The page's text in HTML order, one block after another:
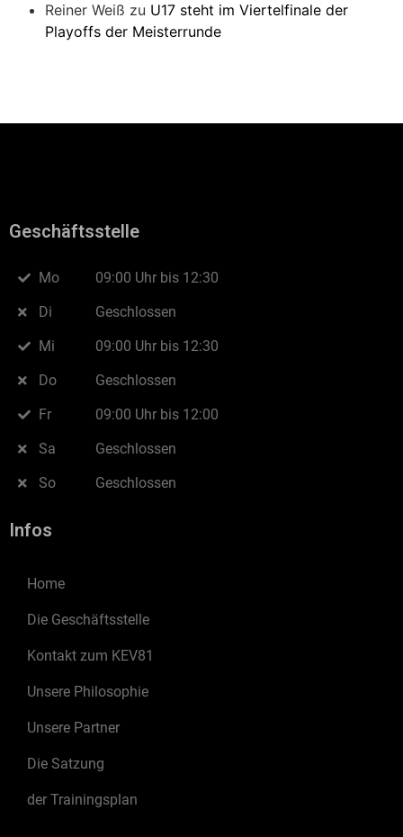
Reiner Weiß zu U17 steht im Viertelfinale der
Playoffs der Meisterrunde
Geschäftsstelle
Mo
Di
Mi
Do
Fr
Sa
So
09:00 Uhr bis 12:30
Geschlossen
09:00 Uhr bis 12:30
Geschlossen
09:00 Uhr bis 12:00
Geschlossen
Geschlossen
Infos
Home
Die Geschäftsstelle
Kontakt zum KEV81
Unsere Philosophie
Unsere Partner
Die Satzung
der Trainingsplan